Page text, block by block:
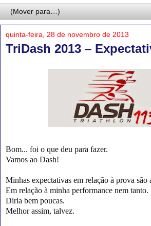
quinta-feira, 28 de novembro de 2013
TriDash 2013 –
Bom... foi o que deu para fazer.
Vamos ao Dash!
Minhas expectativas em relação à prova são
Em relação à minha performance nem tanto.
Diria bem poucas.
Melhor assim, talvez.